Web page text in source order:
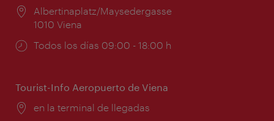
Lugar:
Albertinaplatz/Maysedergasse
1010 Viena
Horarios
Todos los días 09:00 - 18:00 h
Tourist-Info Aeropuerto de Viena
Lugar:
en la terminal de llegadas